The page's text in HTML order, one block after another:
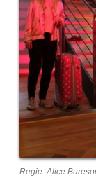
Regie: Alice